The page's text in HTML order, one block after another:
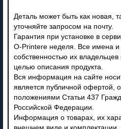
Деталь может быть как новая,
уточняйте запросом на почту.
Гарантия при установке в
O-Printere неделя. Все имена и
собственностью их владельцев
целью описания продукта.
Вся информация на сайте
является публичной офертой,
положениями Статьи 437
Российской Федерации.
Информация о товарах, их